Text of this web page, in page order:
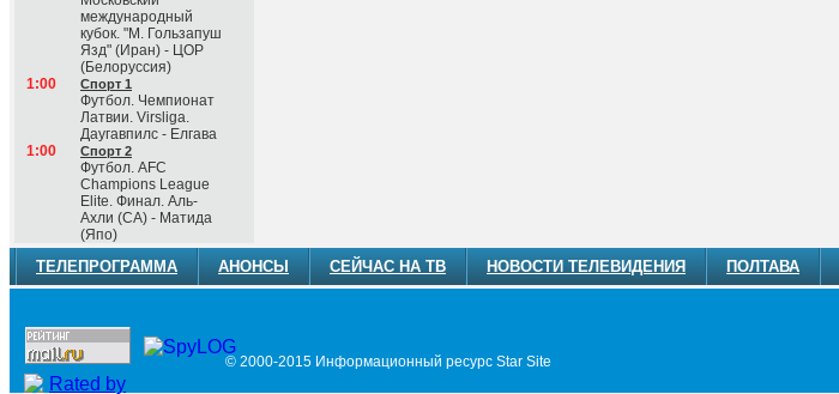
международный
кубок. "М. Гользапуш
Язд" (Иран) - ЦОР
(Белоруссия)
1:00
Спорт 1
Футбол. Чемпионат
Латвии. Virsliga.
Даугавпилс - Елгава
1:00
Спорт 2
Футбол. AFC
Champions League
Elite. Финал. Аль-
Ахли (СА) - Матида
(Япо)
ТЕЛЕПРОГРАММА АНОНСЫ СЕЙЧАС НА ТВ НОВОСТИ ТЕЛЕВИДЕНИЯ ПОЛТАВА
© 2000-2015 Информационный ресурс Star Site